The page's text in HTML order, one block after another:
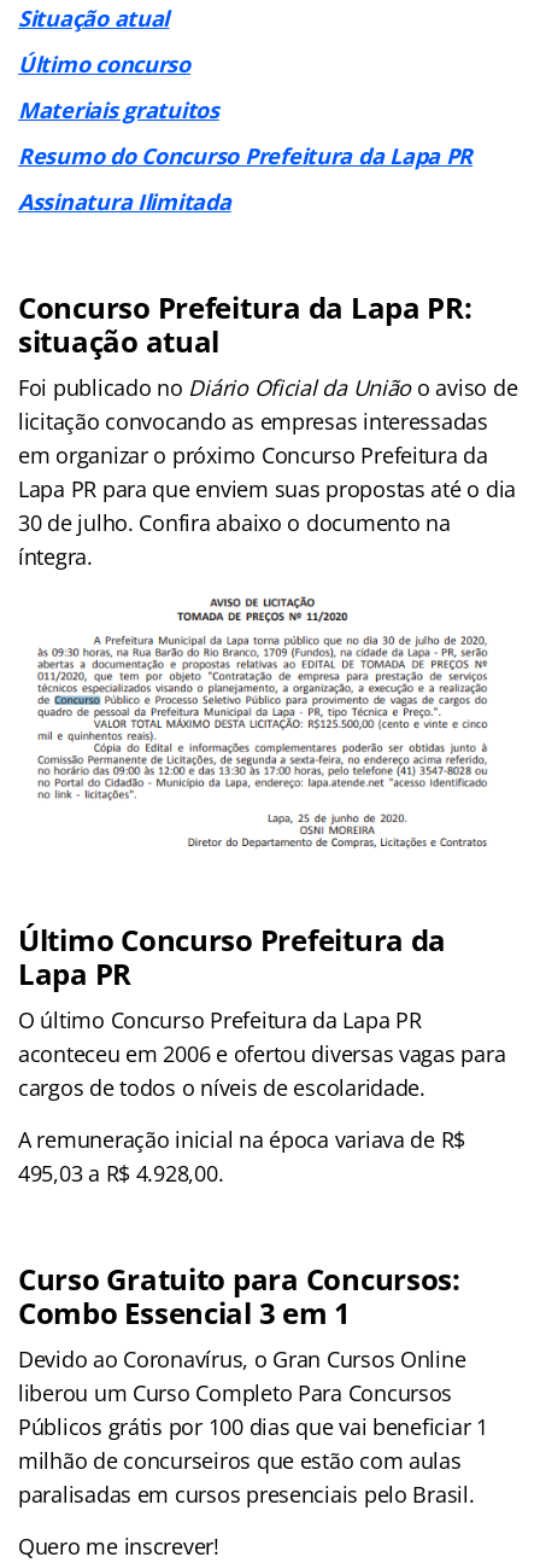
Situação atual
Último concurso
Materiais gratuitos
Resumo do Concurso Prefeitura da Lapa PR
Assinatura Ilimitada
Concurso Prefeitura da Lapa PR:
situação atual
Foi publicado no Diário Oficial da Uniãoo aviso de
licitação convocando as empresas interessadas
em organizar o próximo Concurso Prefeitura da
Lapa PR para que enviem suas propostas até o dia
30 de julho. Confira abaixo o documento na
íntegra.
Último Concurso Prefeitura da
Lapa PR
O último Concurso Prefeitura da Lapa PR
aconteceu em 2006 e ofertou diversas vagas para
cargos de todos o níveis de escolaridade.
A remuneração inicial na época variava de R$
495,03 a R$ 4.928,00.
Curso Gratuito para Concursos:
Combo Essencial 3 em 1
Devido ao Coronavírus, o Gran Cursos Online
liberou um Curso Completo Para Concursos
Públicos grátis por 100 dias que vai beneficiar 1
milhão de concurseiros que estão com aulas
paralisadas em cursos presenciais pelo Brasil.
Quero me inscrever!